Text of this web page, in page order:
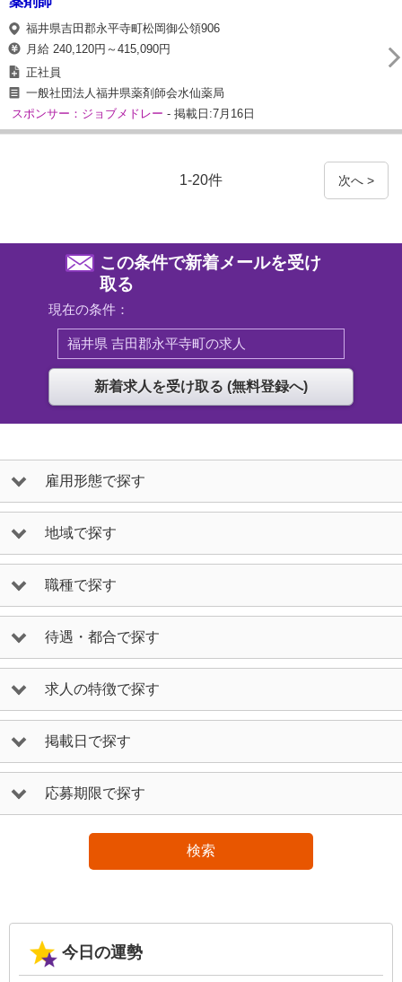
福井県吉田郡永平寺町松岡御公領906
月給 240,120円～415,090円
正社員
一般社団法人福井県薬剤師会水仙薬局
スポンサー：ジョブメドレー - 掲載日:7月16日
1-20件 次へ >
この条件で新着メールを受け
取る
現在の条件：
福井県 吉田郡永平寺町の求人
雇用形態で探す
地域で探す
職種で探す
待遇・都合で探す
求人の特徴で探す
掲載日で探す
応募期限で探す
検索
今日の運勢